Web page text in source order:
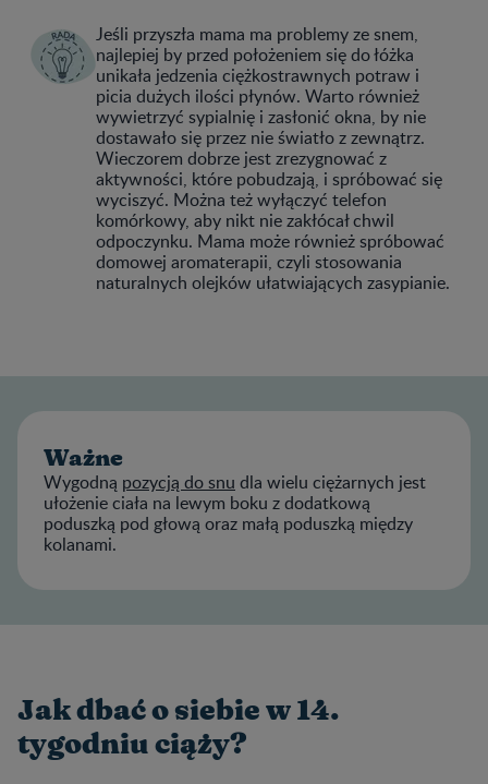
Jeśli przyszła mama ma problemy ze snem,
najlepiej by przed położeniem się do łóżka
unikała jedzenia ciężkostrawnych potraw i
picia dużych ilości płynów. Warto również
wywietrzyć sypialnię i zasłonić okna, by nie
dostawało się przez nie światło z zewnątrz.
Wieczorem dobrze jest zrezygnować z
aktywności, które pobudzają, i spróbować się
wyciszyć. Można też wyłączyć telefon
komórkowy, aby nikt nie zakłócał chwil
odpoczynku. Mama może również spróbować
domowej aromaterapii, czyli stosowania
naturalnych olejków ułatwiających zasypianie.
Ważne
Wygodną pozycją do snu dla wielu ciężarnych jest
ułożenie ciała na lewym boku z dodatkową
poduszką pod głową oraz małą poduszką między
kolanami.
Jak dbać o siebie w 14.
tygodniu ciąży?